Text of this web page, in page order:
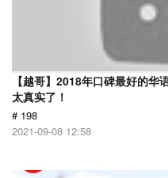
【越哥】2018年口碑最好的
太真实了！
# 198
2021-09-08 12:58